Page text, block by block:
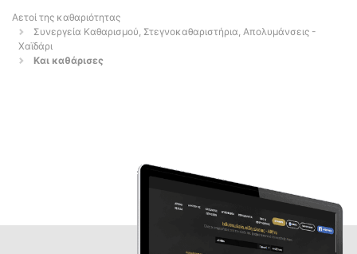
Αετοί της καθαριότητας
Συνεργεία Καθαρισμού, Στεγνοκαθαριστήρια, Απολυμάνσεις -
Χαϊδάρι
Και καθάρισες